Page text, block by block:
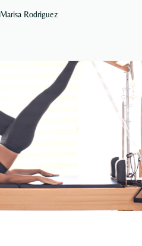
Marisa Rodriguez